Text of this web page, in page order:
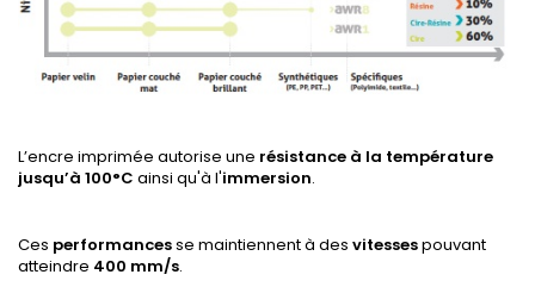
L’encre imprimée autorise une résistance à la température
jusqu’à 100°C ainsi qu'à l'immersion.
Ces performancesse maintiennent à des vitessespouvant
atteindre 400 mm/s.